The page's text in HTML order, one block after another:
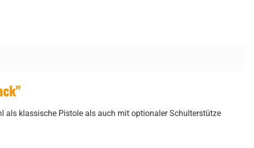
als klassische Pistole als auch mit optionaler Schulterstütze